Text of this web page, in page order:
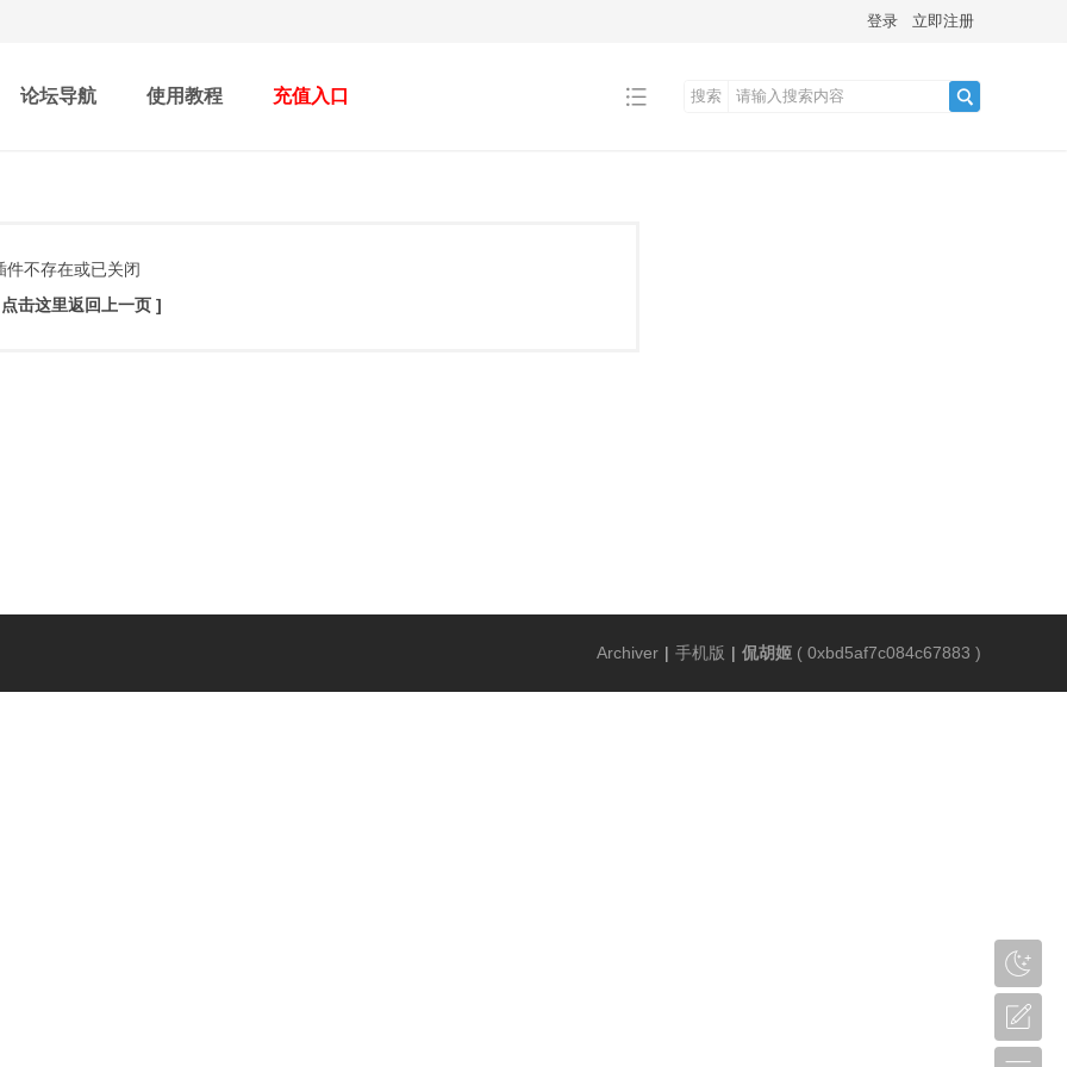
登录 立即注册
论坛导航 使用教程 充值入口
搜索
件不存在或已关闭
击这里返回上一页 ]
Archiver | 手机版 | 侃胡姬 ( 0xbd5af7c084c67883 )